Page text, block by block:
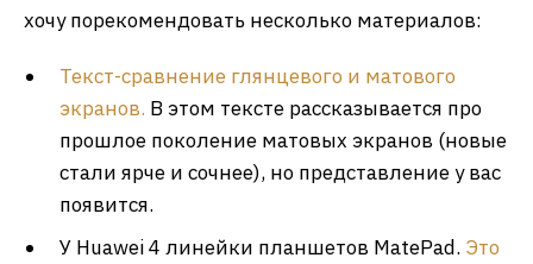
хочу порекомендовать несколько материалов:
Текст-сравнение глянцевого и матового
экранов. В этом тексте рассказывается про
прошлое поколение матовых экранов (новые
стали ярче и сочнее), но представление у вас
появится.
У Huawei 4 линейки планшетов MatePad. Это